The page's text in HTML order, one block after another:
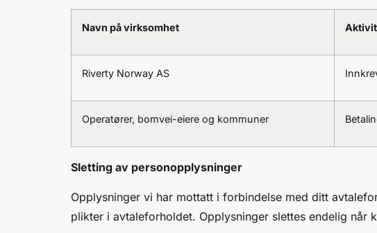
Navn på virksomhet
Riverty Norway AS
Operatører, bomvei-eiere og kommuner
Sletting av personopplysninger
Opplysninger vi har mottatt i forbindelse med ditt
plikter i avtaleforholdet. Opplysninger slettes endelig